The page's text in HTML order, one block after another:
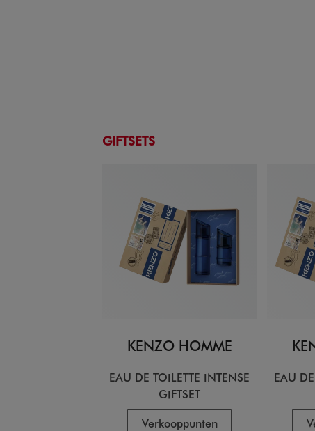
GIFTSETS
KENZO HOMME
EAU DE TOILETTE INTENSE
GIFTSET
Verkooppunten
EAU